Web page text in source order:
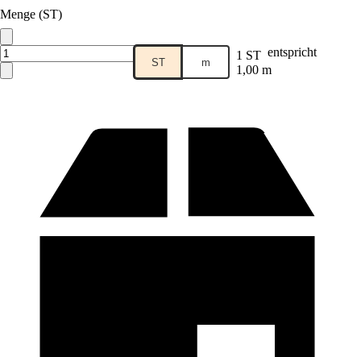
Menge (ST)
ST m 1 ST entspricht
1,00 m